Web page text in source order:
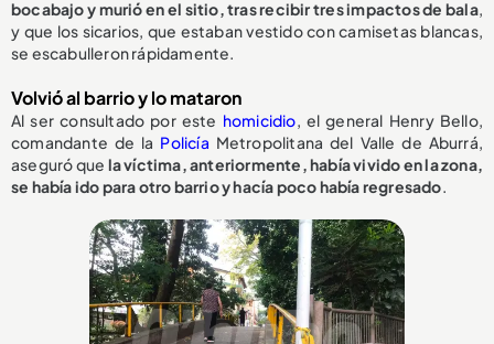
bocabajo y murió en el sitio, tras recibir tres impactos de bala,
y que los sicarios, que estaban vestido con camisetas blancas,
se escabulleron rápidamente.
Volvió al barrio y lo mataron
Al ser consultado por este homicidio, el general Henry Bello,
comandante de la Policía Metropolitana del Valle de Aburrá,
aseguró que la víctima, anteriormente, había vivido en la zona,
se había ido para otro barrio y hacía poco había regresado.